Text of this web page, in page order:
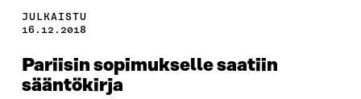
JULKAISTU
16.12.2018
Pariisin sopimukselle saatiin
sääntökirja